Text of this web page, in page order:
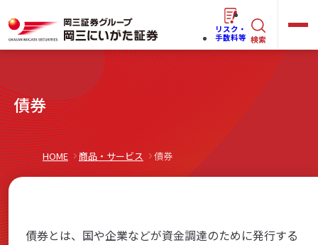
ー
ワ
ー
ド
らくらくネット情報便
リスク・
手数料等 検索
キ
ー
ド
で
探
債券
HOME 商品・サービス 債券
債券とは、国や企業などが資金調達のために発行する